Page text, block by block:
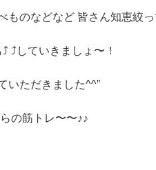
のなどなど 皆さん知恵絞
⤴︎していきましょ〜！
いただきました^^”
の筋トレ〜〜♪♪